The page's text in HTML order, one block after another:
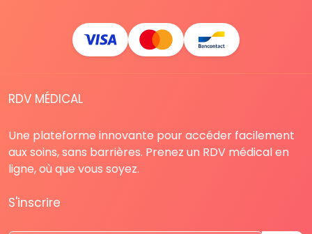
RDV MÉDICAL
Une plateforme innovante pour accéder facilement
aux soins, sans barrières. Prenez un RDV médical en
ligne, où que vous soyez.
S'inscrire